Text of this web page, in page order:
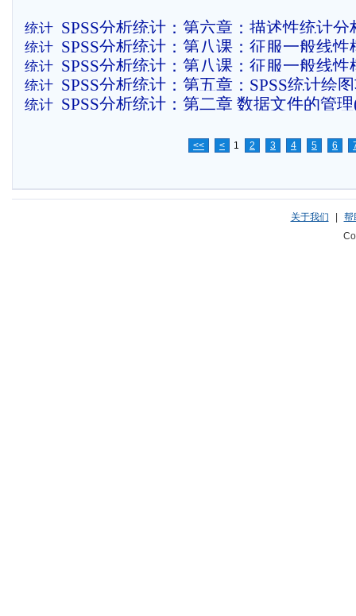
统计 SPSS分析统计：第六章：描述性统计分
Descriptive Statistics菜单详解
统计 SPSS分析统计：第八课：征服一般线性
――General Linear Model菜单详解（下）
统计 SPSS分析统计：第八课：征服一般线性
――General Linear Model菜单详解（上）
统计 SPSS分析统计：第五章：SPSS统计绘
统计 SPSS分析统计：第二章 数据文件的管
<< < 1 2 3 4 5 6
关于我们 |
帮